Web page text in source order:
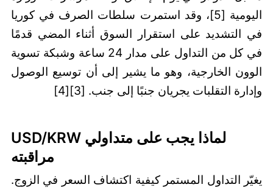
اليومية [5]، وقد استمرت سلطات الصرف في كوريا
في التشديد على استقرار السوق أثناء المضي قدمًا
في كل من التداول على مدار 24 ساعة وشبكة تسوية
الوون الخارجية، وهو ما يشير إلى أن توسيع الوصول
وإدارة التقلبات يجريان جنبًا إلى جنب. [3][4]
لماذا يجب على متداولي USD/KRW
مراقبته
يغيّر التداول المستمر كيفية اكتشاف السعر في الزوج.